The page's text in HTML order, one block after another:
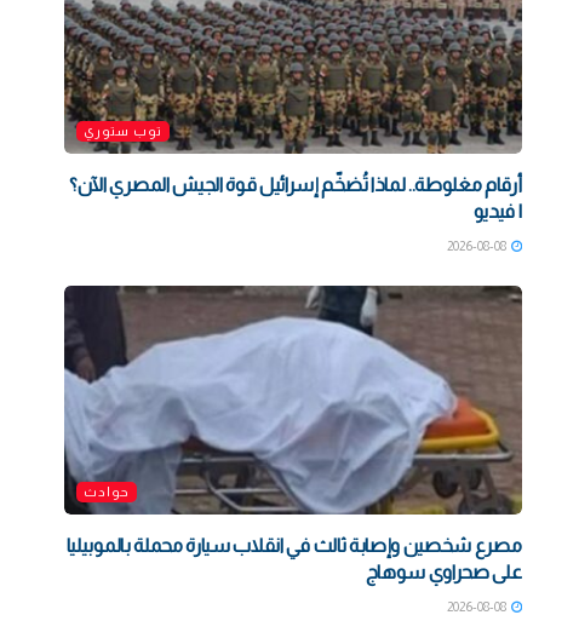
توب ستوري
أرقام مغلوطة.. لماذا تُضخّم إسرائيل قوة الجيش المصري الآن؟
| فيديو
2026-08-08
حوادث
مصرع شخصين وإصابة ثالث في انقلاب سيارة محملة بالموبيليا
على صحراوي سوهاج
2026-08-08